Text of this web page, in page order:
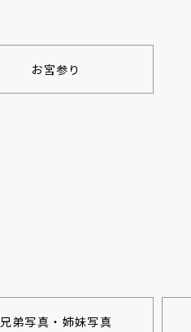
お宮参り
兄弟写真・姉妹写真